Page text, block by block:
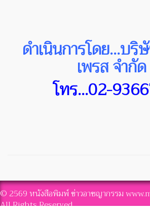
ดำเนินการโดย...บริ
เพรส จำกัด
โทร...02-
© 2569 หนังสือพิมพ์ ข่าวอาชญากรรม
All Rights Reserved.